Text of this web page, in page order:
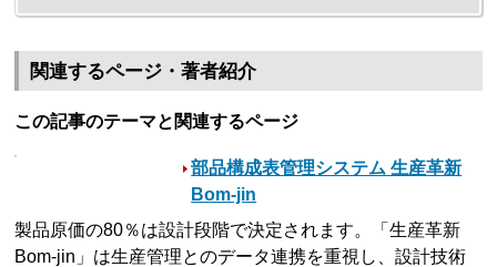
関連するページ・著者紹介
この記事のテーマと関連するページ
部品構成表管理システム 生産革新
Bom-jin
製品原価の80％は設計段階で決定されます。「生産革新
Bom-jin」は生産管理とのデータ連携を重視し、設計技術